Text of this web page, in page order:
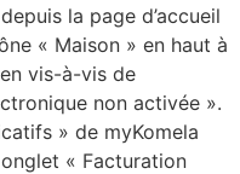
la page d’accueil
« Maison » en haut à
vis-à-vis de
non activée ».
» de myKomela
« Facturation